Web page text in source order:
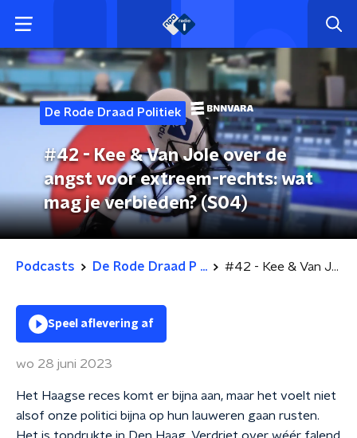
De Rode Draad Politiek
#42 - Kee & Van Jole over de
angst voor extreem-rechts: wat
mag je verbieden? (S04)
Podcasts De Rode Draad P ... #42 - Kee & Van Jole over de angst voor extreem-rechts: wat mag je verbieden? (S04)
Speel aflevering af
wo 28 juni 2023
Het Haagse reces komt er bijna aan, maar het voelt niet
alsof onze politici bijna op hun lauweren gaan rusten.